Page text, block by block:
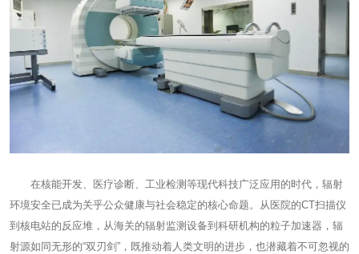
在核能开发、医疗诊断、工业检测等现代科技广泛应用的时代，辐射
环境安全已成为关乎公众健康与社会稳定的核心命题。从医院的CT扫描仪
到核电站的反应堆，从海关的辐射监测设备到科研机构的粒子加速器，辐
射源如同无形的“双刃剑”，既推动着人类文明的进步，也潜藏着不可忽视的